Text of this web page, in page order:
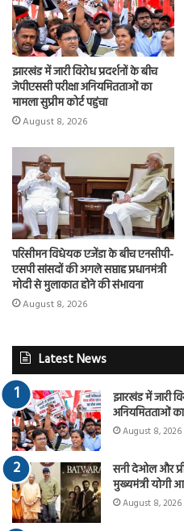
झारखंड में जारी विरोध प्रदर्शनों के बीच
जेपीएससी परीक्षा अनियमितताओं का
मामला सुप्रीम कोर्ट पहुंचा
August 8, 2026
परिसीमन विधेयक एजेंडा के बीच एनसीपी-
एसपी सांसदों की अगले सप्ताह प्रधानमंत्री
मोदी से मुलाकात होने की संभावना
August 8, 2026
Latest News
झारखंड में जारी
अनियमितताओं का
August 8, 2026
सनी देओल और
मुख्यमंत्री योगी
August 8, 2026